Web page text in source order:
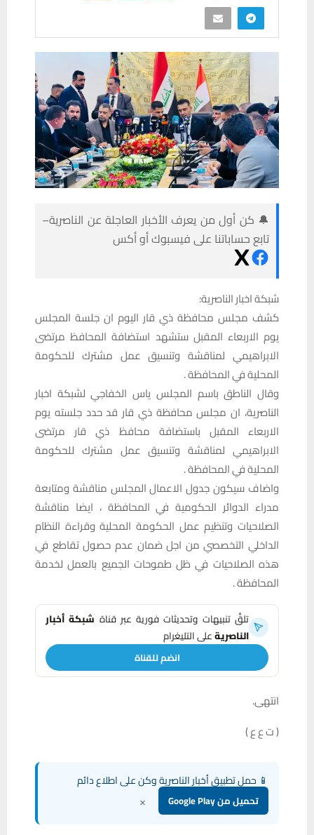
🔔 كن أول من يعرف الأخبار العاجلة عن الناصرية–
تابع حساباتنا على فيسبوك أو أكس
شبكة اخبار الناصرية:
كشف مجلس محافظة ذي قار اليوم ان جلسة المجلس
يوم الاربعاء المقبل ستشهد استضافة المحافظ مرتضى
الابراهيمي لمناقشة وتنسيق عمل مشترك للحكومة
المحلية في المحافظة .
وقال الناطق باسم المجلس ياس الخفاجي لشبكة اخبار
الناصرية، ان مجلس محافظة ذي قار قد حدد جلسته يوم
الاربعاء المقبل باستضافة محافظ ذي قار مرتضى
الابراهيمي لمناقشة وتنسيق عمل مشترك للحكومة
المحلية في المحافظة .
واضاف سيكون جدول الاعمال المجلس مناقشة ومتابعة
مدراء الدوائر الحكومية في المحافظة ، ايضا مناقشة
الصلاحيات وتنظيم عمل الحكومة المحلية وقراءة النظام
الداخلي التخصصي من اجل ضمان عدم حصول تقاطع في
هذه الصلاحيات في ظل طموحات الجميع بالعمل لخدمة
المحافظة .
تلقَّ تنبيهات وتحديثات فورية عبر قناة شبكة أخبار
الناصريةعلى التليغرام
انضم للقناة
انتهى.
( ت ع ع )
📱 حمل تطبيق أخبار الناصرية وكن على اطلاع دائم
تحميل من Google Play ×